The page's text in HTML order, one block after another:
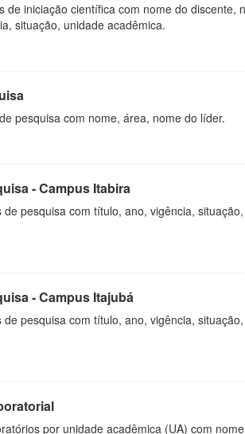
de iniciação científica com nome do
situação, unidade acadêmica.
pesquisa com nome, área, nome do líder.
- Campus Itabira
de pesquisa com título, ano, vigência,
- Campus Itajubá
de pesquisa com título, ano, vigência,
por unidade acadêmica (UA) com